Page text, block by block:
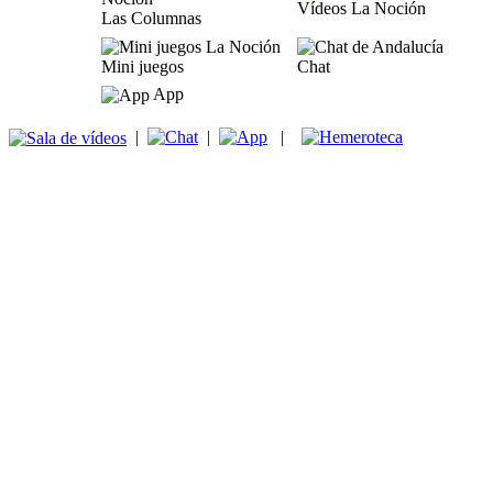
Las Columnas
Vídeos La Noción
Mini juegos
Chat
App
| | |